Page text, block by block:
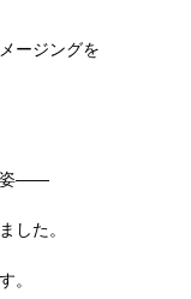
ージングを
姿――
した。
。